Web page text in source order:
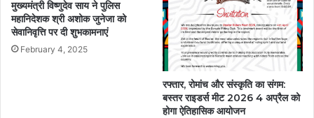
मुख्यमंत्री विष्णुदेव साय ने पुलिस
महानिदेशक श्री अशोक जुनेजा को
सेवानिवृत्ति पर दी शुभकामनाएं
February 4, 2025
रफ्तार, रोमांच और संस्कृति का संगम:
बस्तर राइडर्स मीट 2026 4 अप्रैल को
होगा ऐतिहासिक आयोजन